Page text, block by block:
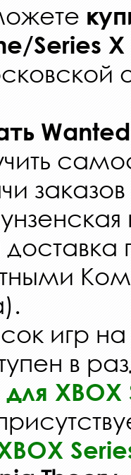
Series X
заказов
игр на
в
XBOX